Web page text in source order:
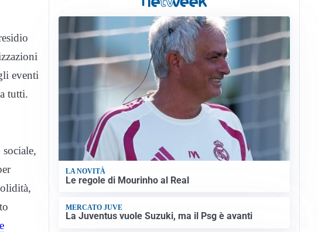
eventi
tutti.
LA NOVITÀ
Le regole di Mourinho al Real
MERCATO JUVE
La Juventus vuole Suzuki, ma il Psg è avanti